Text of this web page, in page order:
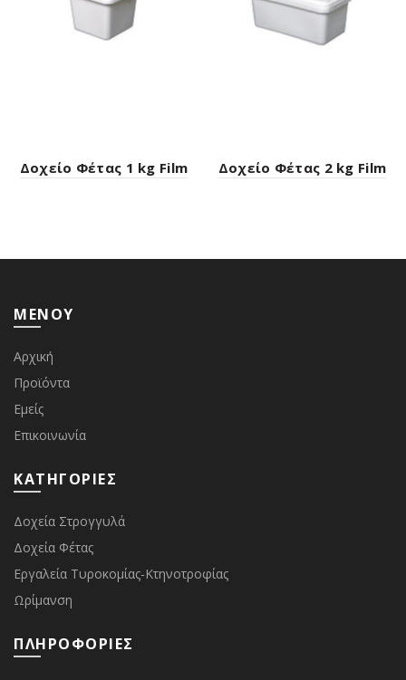
Δοχείο Φέτας 1 kg Film Δοχείο Φέτας 2 kg Film
ΜΕΝΟΥ
Αρχική
Προϊόντα
Εμείς
Επικοινωνία
ΚΑΤΗΓΟΡΙΕΣ
Δοχεία Στρογγυλά
Δοχεία Φέτας
Εργαλεία Τυροκομίας-Κτηνοτροφίας
Ωρίμανση
ΠΛΗΡΟΦΟΡΙΕΣ